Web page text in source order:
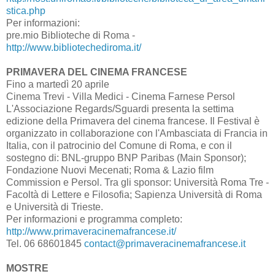
stica.php
Per informazioni:
pre.mio Biblioteche di Roma -
http://www.bibliotechediroma.it/
PRIMAVERA DEL CINEMA FRANCESE
Fino a martedì 20 aprile
Cinema Trevi - Villa Medici - Cinema Farnese Persol
L'Associazione Regards/Sguardi presenta la settima
edizione della Primavera del cinema francese. Il Festival è
organizzato in collaborazione con l'Ambasciata di Francia in
Italia, con il patrocinio del Comune di Roma, e con il
sostegno di: BNL-gruppo BNP Paribas (Main Sponsor);
Fondazione Nuovi Mecenati; Roma & Lazio film
Commission e Persol. Tra gli sponsor: Università Roma Tre -
Facoltà di Lettere e Filosofia; Sapienza Università di Roma
e Università di Trieste.
Per informazioni e programma completo:
http://www.primaveracinemafrancese.it/
Tel. 06 68601845 contact@primaveracinemafrancese.it
MOSTRE